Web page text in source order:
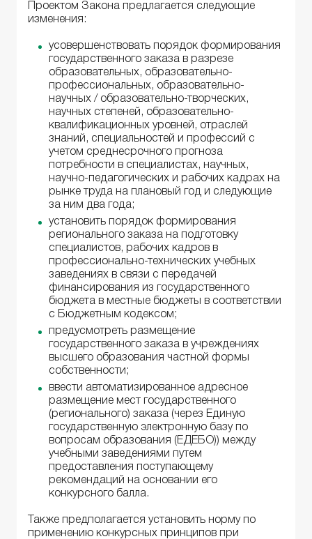
Проектом Закона предлагается следующие
изменения:
усовершенствовать порядок формирования
государственного заказа в разрезе
образовательных, образовательно-
профессиональных, образовательно-
научных / образовательно-творческих,
научных степеней, образовательно-
квалификационных уровней, отраслей
знаний, специальностей и профессий с
учетом среднесрочного прогноза
потребности в специалистах, научных,
научно-педагогических и рабочих кадрах на
рынке труда на плановый год и следующие
за ним два года;
установить порядок формирования
регионального заказа на подготовку
специалистов, рабочих кадров в
профессионально-технических учебных
заведениях в связи с передачей
финансирования из государственного
бюджета в местные бюджеты в соответствии
с Бюджетным кодексом;
предусмотреть размещение
государственного заказа в учреждениях
высшего образования частной формы
собственности;
ввести автоматизированное адресное
размещение мест государственного
(регионального) заказа (через Единую
государственную электронную базу по
вопросам образования (ЕДЕБО)) между
учебными заведениями путем
предоставления поступающему
рекомендаций на основании его
конкурсного балла.
Также предполагается установить норму по
применению конкурсных принципов при